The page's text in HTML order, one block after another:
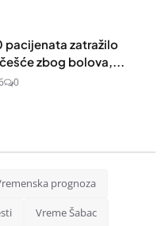
pacijenata zatražilo
zbog bolova,...
0
prognoza
Vreme Šabac